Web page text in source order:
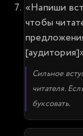
«Напиши
чтобы
Сильное
читателя.
буксовать.